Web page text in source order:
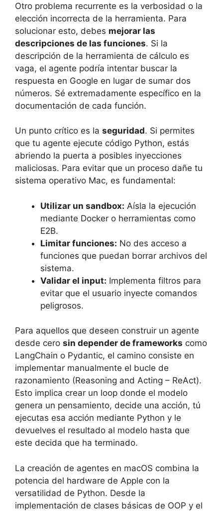
Otro problema recurrente es la verbosidad o la
elección incorrecta de la herramienta. Para
solucionar esto, debes mejorar las
descripciones de las funciones. Si la
descripción de la herramienta de cálculo es
vaga, el agente podría intentar buscar la
respuesta en Google en lugar de sumar dos
números. Sé extremadamente específico en la
documentación de cada función.
Un punto crítico es la seguridad. Si permites
que tu agente ejecute código Python, estás
abriendo la puerta a posibles inyecciones
maliciosas. Para evitar que un proceso dañe tu
sistema operativo Mac, es fundamental:
Utilizar un sandbox: Aísla la ejecución
mediante Docker o herramientas como
E2B.
Limitar funciones: No des acceso a
funciones que puedan borrar archivos del
sistema.
Validar el input: Implementa filtros para
evitar que el usuario inyecte comandos
peligrosos.
Para aquellos que deseen construir un agente
desde cero sin depender de frameworks como
LangChain o Pydantic, el camino consiste en
implementar manualmente el bucle de
razonamiento (Reasoning and Acting – ReAct).
Esto implica crear un loop donde el modelo
genera un pensamiento, decide una acción, tú
ejecutas esa acción mediante Python y le
devuelves el resultado al modelo hasta que
este decida que ha terminado.
La creación de agentes en macOS combina la
potencia del hardware de Apple con la
versatilidad de Python. Desde la
implementación de clases básicas de OOP y el